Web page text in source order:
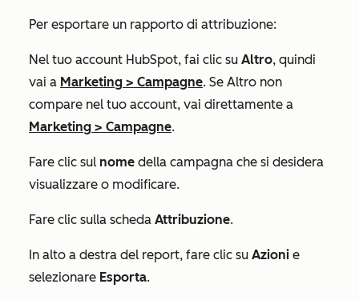
Per esportare un rapporto di attribuzione:
Nel tuo account HubSpot, fai clic su Altro, quindi
vai a Marketing > Campagne. Se Altro non
compare nel tuo account, vai direttamente a
Marketing > Campagne.
Fare clic sul nome della campagna che si desidera
visualizzare o modificare.
Fare clic sulla scheda Attribuzione.
In alto a destra del report, fare clic su Azioni e
selezionare Esporta.